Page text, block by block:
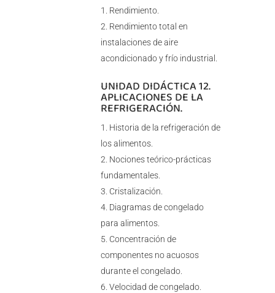
Rendimiento.
Rendimiento total en
instalaciones de aire
acondicionado y frío industrial.
UNIDAD DIDÁCTICA 12.
APLICACIONES DE LA
REFRIGERACIÓN.
Historia de la refrigeración de
los alimentos.
Nociones teórico-prácticas
fundamentales.
Cristalización.
Diagramas de congelado
para alimentos.
Concentración de
componentes no acuosos
durante el congelado.
Velocidad de congelado.